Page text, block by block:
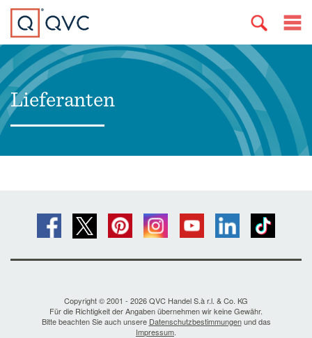
Lieferanten
Copyright © 2001 - 2026 QVC Handel S.à r.l. & Co. KG
Für die Richtigkeit der Angaben übernehmen wir keine Gewähr.
Bitte beachten Sie auch unsere Datenschutzbestimmungenund das
Impressum.